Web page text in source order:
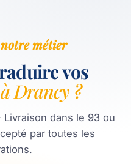
notre métier
vos
à Drancy ?
Livraison dans le 93 ou
par toutes les